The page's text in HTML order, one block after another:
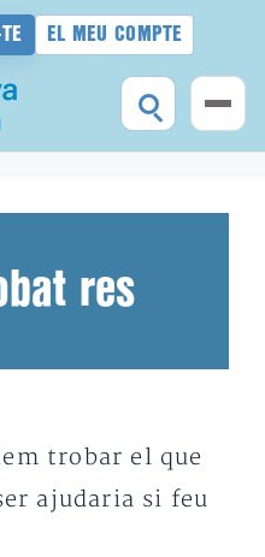
EL MEU COMPTE
res
trobar el que
ajudaria si feu